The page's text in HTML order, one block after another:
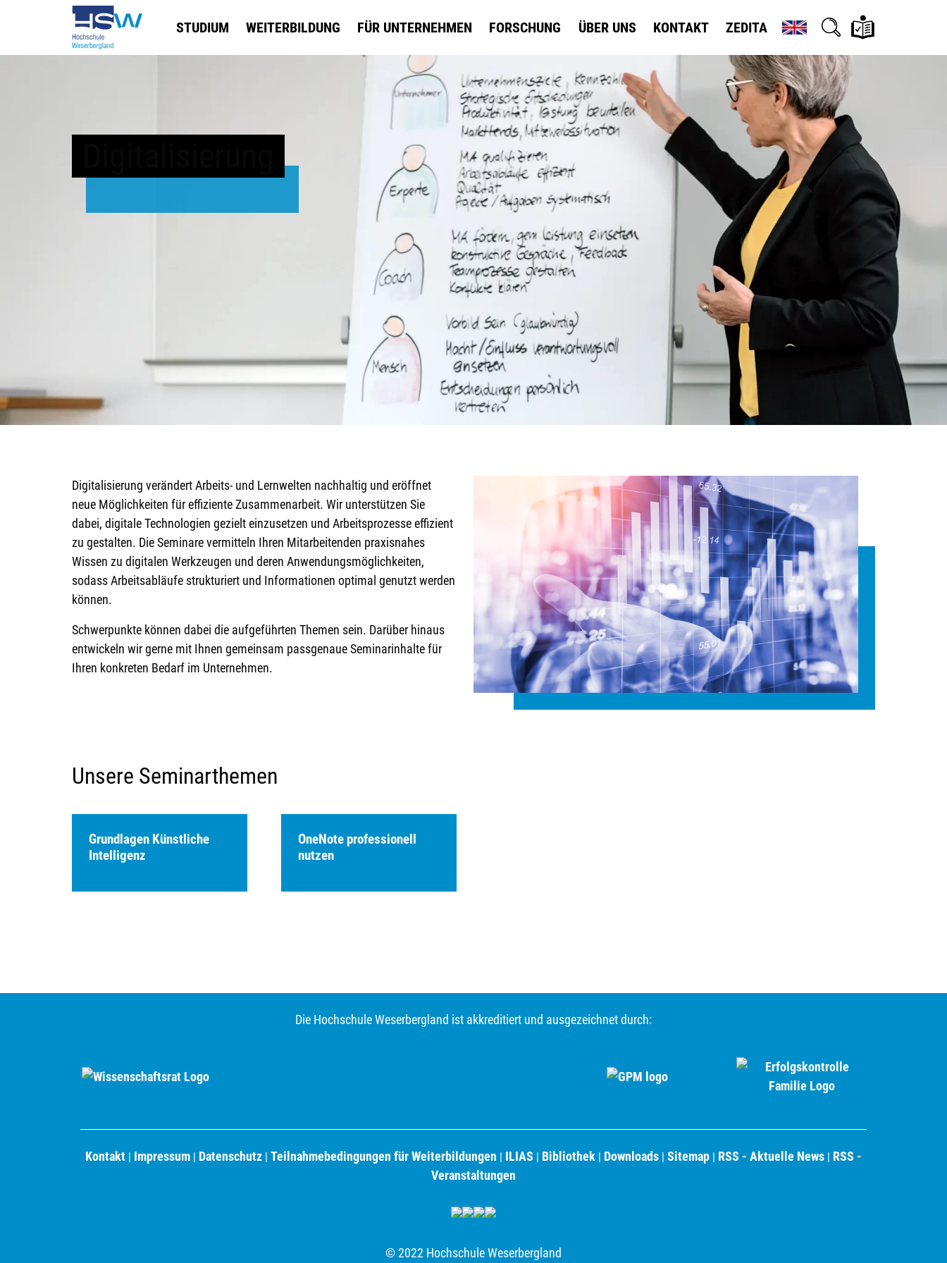
STUDIUM WEITERBILDUNG FÜR UNTERNEHMEN FORSCHUNG ÜBER UNS KONTAKT ZEDITA
Digitalisierung verändert Arbeits- und Lernwelten nachhaltig und eröffnet
neue Möglichkeiten für effiziente Zusammenarbeit. Wir unterstützen Sie
dabei, digitale Technologien gezielt einzusetzen und Arbeitsprozesse effizient
zu gestalten. Die Seminare vermitteln Ihren Mitarbeitenden praxisnahes
Wissen zu digitalen Werkzeugen und deren Anwendungsmöglichkeiten,
sodass Arbeitsabläufe strukturiert und Informationen optimal genutzt werden
können.
Schwerpunkte können dabei die aufgeführten Themen sein. Darüber hinaus
entwickeln wir gerne mit Ihnen gemeinsam passgenaue Seminarinhalte für
Ihren konkreten Bedarf im Unternehmen.
Unsere Seminarthemen
Grundlagen Künstliche
Intelligenz
OneNote professionell
nutzen
Die Hochschule Weserbergland ist akkreditiert und ausgezeichnet durch:
Kontakt | Impressum | Datenschutz | Teilnahmebedingungen für Weiterbildungen | ILIAS | Bibliothek | Downloads | Sitemap | RSS - Aktuelle News | RSS -
Veranstaltungen
© 2022 Hochschule Weserbergland